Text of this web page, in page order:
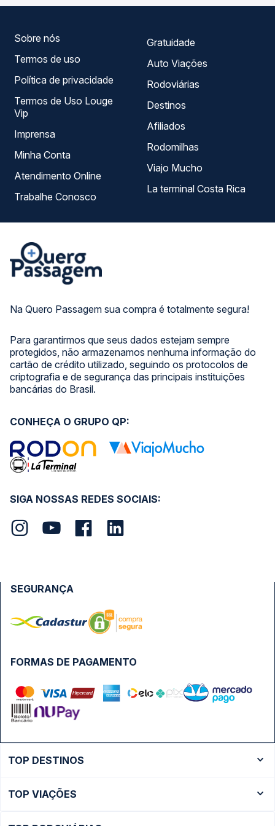
Na Quero Passagem sua compra é totalmente segura!
Para garantirmos que seus dados estejam sempre
protegidos, não armazenamos nenhuma informação do
cartão de crédito utilizado, seguindo os protocolos de
criptografia e de segurança das principais instituições
bancárias do Brasil.
Sobre nós
Termos de uso
Política de privacidade
Termos de Uso Louge
Vip
Imprensa
Minha Conta
Atendimento Online
Trabalhe Conosco
Gratuidade
Auto Viações
Rodoviárias
Destinos
Afiliados
Rodomilhas
Viajo Mucho
La terminal Costa Rica
SIGA NOSSAS REDES SOCIAIS:
CONHEÇA O GRUPO QP:
FORMAS DE PAGAMENTO
SEGURANÇA
TOP DESTINOS
Ônibus São Paulo
TOP VIAÇÕES